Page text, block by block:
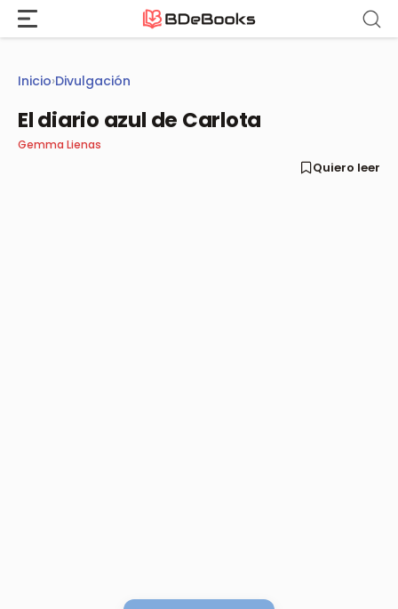
Saltar
contenido
Inicio›Divulgación
El diario azul de Carlota
Gemma Lienas
Quiero leer